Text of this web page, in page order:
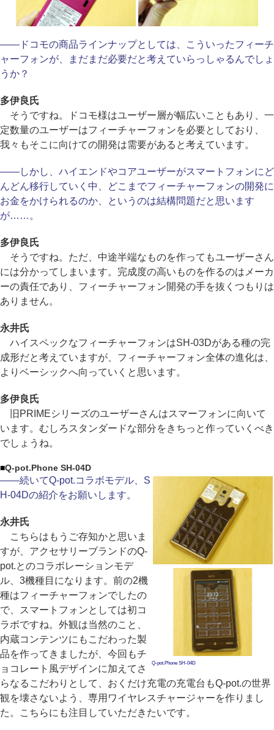
――ドコモの商品ラインナップとしては、こういったフィーチ
ャーフォンが、まだまだ必要だと考えていらっしゃるんでしょ
うか？
多伊良氏
そうですね。ドコモ様はユーザー層が幅広いこともあり、一
定数量のユーザーはフィーチャーフォンを必要としており、
我々もそこに向けての開発は需要があると考えています。
――しかし、ハイエンドやコアユーザーがスマートフォンにど
んどん移行していく中、どこまでフィーチャーフォンの開発に
お金をかけられるのか、というのは結構問題だと思います
が……。
多伊良氏
そうですね。ただ、中途半端なものを作ってもユーザーさん
には分かってしまいます。完成度の高いものを作るのはメーカ
ーの責任であり、フィーチャーフォン開発の手を抜くつもりは
ありません。
永井氏
ハイスペックなフィーチャーフォンはSH-03Dがある種の完
成形だと考えていますが、フィーチャーフォン全体の進化は、
よりベーシックへ向っていくと思います。
多伊良氏
旧PRIMEシリーズのユーザーさんはスマーフォンに向いて
います。むしろスタンダードな部分をきちっと作っていくべき
でしょうね。
■Q-pot.Phone SH-04D
Q-pot.Phone SH-04D
――続いてQ-pot.コラボモデル、S
H-04Dの紹介をお願いします。
永井氏
こちらはもうご存知かと思いま
すが、アクセサリーブランドのQ-
pot.とのコラボレーションモデ
ル、3機種目になります。前の2機
種はフィーチャーフォンでしたの
で、スマートフォンとしては初コ
ラボですね。外観は当然のこと、
内蔵コンテンツにもこだわった製
品を作ってきましたが、今回もチ
ョコレート風デザインに加えてさ
らなるこだわりとして、おくだけ充電の充電台もQ-pot.の世界
観を壊さないよう、専用ワイヤレスチャージャーを作りまし
た。こちらにも注目していただきたいです。